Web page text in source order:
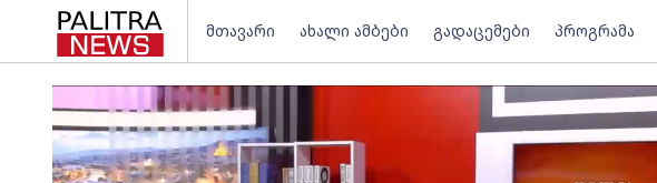
მთავარი ახალი ამბები გადაცემები პროგრამა